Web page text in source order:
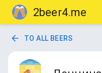
2beer4.me
TO ALL BEERS